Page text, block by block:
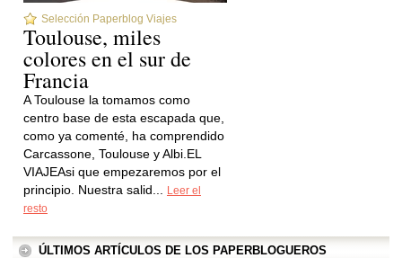
Selección Paperblog Viajes
Toulouse, miles
colores en el sur de
Francia
A Toulouse la tomamos como
centro base de esta escapada que,
como ya comenté, ha comprendido
Carcassone, Toulouse y Albi.EL
VIAJEAsi que empezaremos por el
principio. Nuestra salid...
Leer el
resto
ÚLTIMOS ARTÍCULOS DE LOS PAPERBLOGUEROS